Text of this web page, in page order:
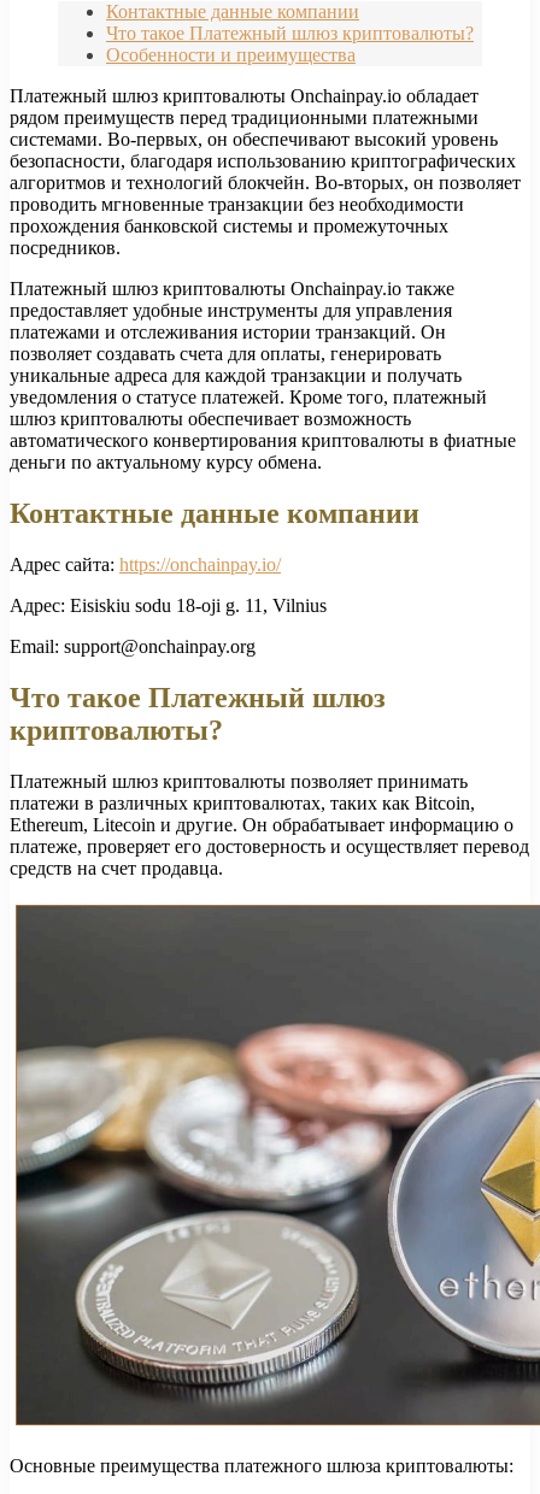
Контактные данные компании
Что такое Платежный шлюз криптовалюты?
Особенности и преимущества
Платежный шлюз криптовалюты Onchainpay.io обладает
рядом преимуществ перед традиционными платежными
системами. Во-первых, он обеспечивают высокий уровень
безопасности, благодаря использованию криптографических
алгоритмов и технологий блокчейн. Во-вторых, он позволяет
проводить мгновенные транзакции без необходимости
прохождения банковской системы и промежуточных
посредников.
Платежный шлюз криптовалюты Onchainpay.io также
предоставляет удобные инструменты для управления
платежами и отслеживания истории транзакций. Он
позволяет создавать счета для оплаты, генерировать
уникальные адреса для каждой транзакции и получать
уведомления о статусе платежей. Кроме того, платежный
шлюз криптовалюты обеспечивает возможность
автоматического конвертирования криптовалюты в фиатные
деньги по актуальному курсу обмена.
Контактные данные компании
Адрес сайта: https://onchainpay.io/
Адрес: Eisiskiu sodu 18-oji g. 11, Vilnius
Email: support@onchainpay.org
Что такое Платежный шлюз
криптовалюты?
Платежный шлюз криптовалюты позволяет принимать
платежи в различных криптовалютах, таких как Bitcoin,
Ethereum, Litecoin и другие. Он обрабатывает информацию о
платеже, проверяет его достоверность и осуществляет перевод
средств на счет продавца.
Основные преимущества платежного шлюза криптовалюты: